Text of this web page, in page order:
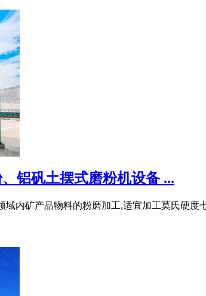
铝矾土摆式磨粉机设备 ...
内矿产品物料的粉磨加工,适宜加工莫氏硬